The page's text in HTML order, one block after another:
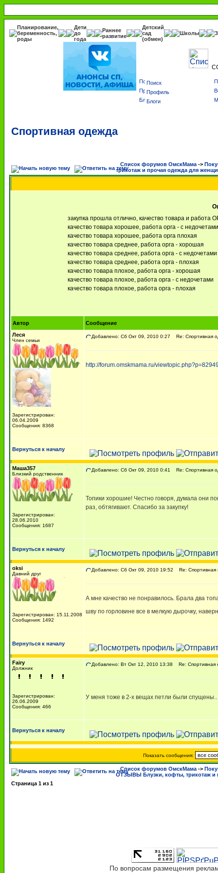
Планирование,
беременность,
роды
Дети
до
года
Раннее
развитие
Детский
сад
(обмен)
Школы
Поиск
Профиль
Блоги
Спортивная одежда
Список форумов ОмскМама ->
трикотаж и прочая одежда для
закупка прошла отлично, качество товара и работа
качество товара хорошее, работа орга - с недочетами
качество товара хорошее, работа орга плохая
качество товара среднее, работа орга - хорошая
качество товара среднее, работа орга - с недочетами
качество товара среднее, работа орга - плохая
качество товара плохое, работа орга - хорошая
качество товара плохое, работа орга - с недочетами
качество товара плохое, работа орга - плохая
Автор
Сообщение
Леся
Член семьи
Зарегистрирован:
06.04.2009
Сообщения: 8368
Добавлено: Сб Окт 09, 2010 0:27 Re: Спортивная
http://forum.omskmama.ru/
Вернуться к началу
Маша357
Близкий родственник
Зарегистрирован:
28.06.2010
Сообщения: 1687
Добавлено: Сб Окт 09, 2010 0:41 Re: Спортивная
Топики хорошие! Честно говоря, думала они
раз, обтягивают. Спасибо за закупку!
Вернуться к началу
oksi
Давний друг
Зарегистрирован: 15.11.2008
Сообщения: 1492
Добавлено: Сб Окт 09, 2010 19:52 Re: Спортивная
А мне качество не понравилось. Брала два
шву по горловине все в мелкую дырочку,
Вернуться к началу
Fairy
Должник
Зарегистрирован:
26.06.2009
Сообщения: 466
Добавлено: Вт Окт 12, 2010 13:38 Re: Спортивная
У меня тоже в 2-х вещах петли были спущены..
Вернуться к началу
Показать сообщения:
Список форумов ОмскМама ->
ОТЗЫВЫ Блузки, кофты, трикотаж и
Страница 1 из 1
По вопросам размещения